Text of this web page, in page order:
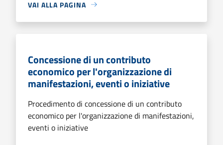
VAI ALLA PAGINA
Concessione di un contributo
economico per l'organizzazione di
manifestazioni, eventi o iniziative
Procedimento di concessione di un contributo
economico per l'organizzazione di manifestazioni,
eventi o iniziative